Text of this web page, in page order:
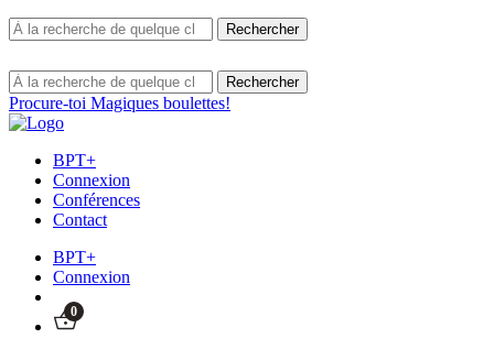
Procure-toi Magiques boulettes!
BPT+
Connexion
Conférences
Contact
BPT+
Connexion
0